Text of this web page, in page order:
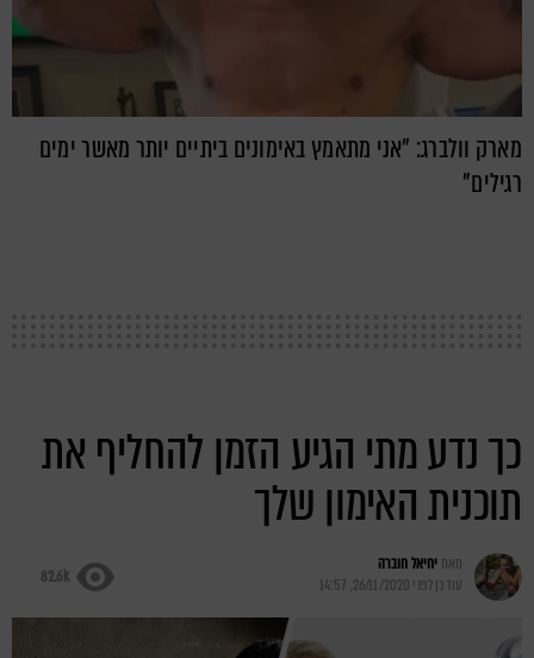
מארק וולברג: "אני מתאמץ באימונים ביתיים יותר מאשר ימים
רגילים"
כך נדע מתי הגיע הזמן להחליף את
תוכנית האימון שלך
מאתיחיאל חוברה
עודכן לפני 26/11/2020, 14:57
82.6k